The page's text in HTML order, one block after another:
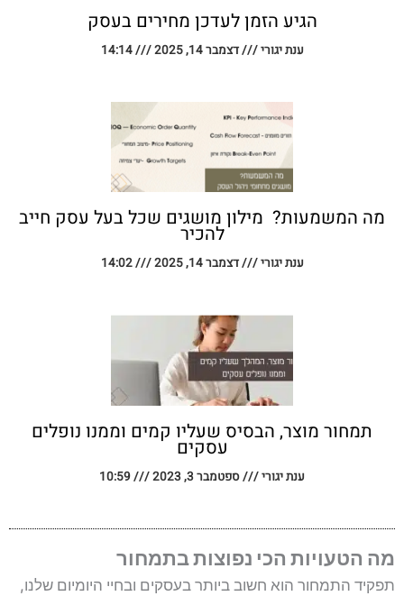
הגיע הזמן לעדכן מחירים בעסק
ענת יגורי דצמבר 14, 2025 14:14
מה המשמעות? מילון מושגים שכל בעל עסק חייב
להכיר
ענת יגורי דצמבר 14, 2025 14:02
תמחור מוצר, הבסיס שעליו קמים וממנו נופלים
עסקים
ענת יגורי ספטמבר 3, 2023
מה הטעויות הכי נפוצות בתמחור
תפקיד התמחור הוא חשוב ביותר בעסקים ובחיי היומיום שלנו,